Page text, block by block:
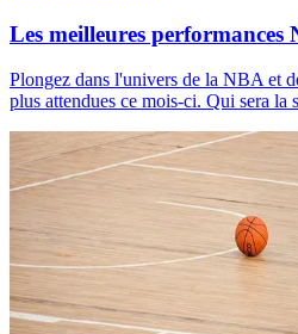
Les meilleures performances
Plongez dans l'univers de la NBA et
plus attendues ce mois-ci. Qui sera la